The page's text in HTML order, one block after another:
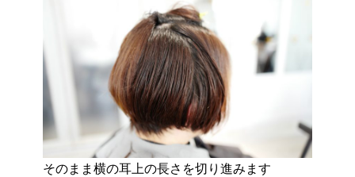
そのまま横の耳上の長さを切り進みます